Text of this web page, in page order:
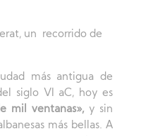
un recorrido de
más antigua de
siglo VI aC, hoy es
mil ventanas», y sin
más bellas. A